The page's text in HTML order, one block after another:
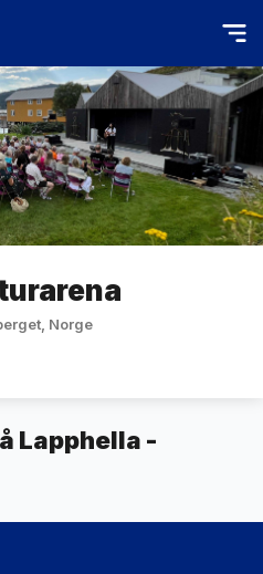
Norge
Lapphella -